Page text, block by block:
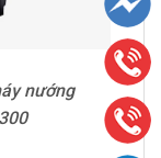
nướng